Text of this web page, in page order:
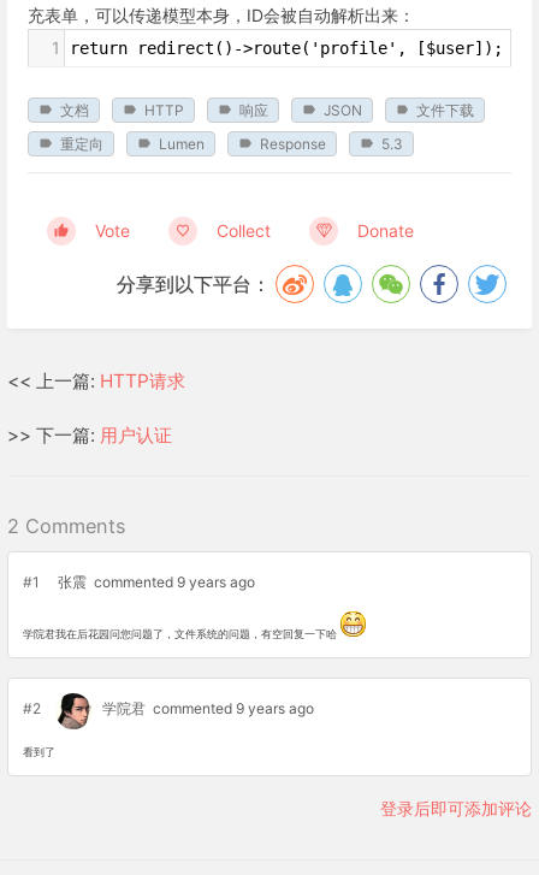
充表单，可以传递模型本身，ID会被自动解析出来：
1
return redirect()->route('profile', [$user]);
文档 HTTP 响应 JSON
文件下载
重定向
Lumen Response 5.3
Vote Collect Donate
分享到以下平台：
<< 上一篇: HTTP请求
>> 下一篇: 用户认证
2 Comments
#1 张震 commented 9 years ago
学院君我在后花园问您问题了，文件系统的问题，有空回复一下哈
#2 学院君 commented 9 years ago
看到了
登录后即可添加评论